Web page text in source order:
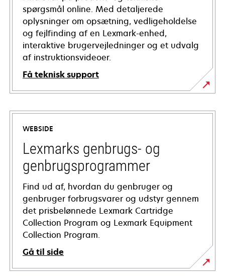
spørgsmål online. Med detaljerede
oplysninger om opsætning, vedligeholdelse
og fejlfinding af en Lexmark-enhed,
interaktive brugervejledninger og et udvalg
af instruktionsvideoer.
Få teknisk support
opens
in
new
tab
WEBSIDE
Lexmarks genbrugs- og
genbrugsprogrammer
Find ud af, hvordan du genbruger og
genbruger forbrugsvarer og udstyr gennem
det prisbelønnede Lexmark Cartridge
Collection Program og Lexmark Equipment
Collection Program.
Gå til side